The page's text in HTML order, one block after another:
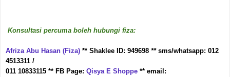
Konsultasi percuma boleh hubungi fiza:
Afriza Abu Hasan (Fiza) ** Shaklee ID: 949698 ** sms/whatsapp: 012
4513311 /
011 10833115 ** FB Page: Qisya E Shoppe ** email: